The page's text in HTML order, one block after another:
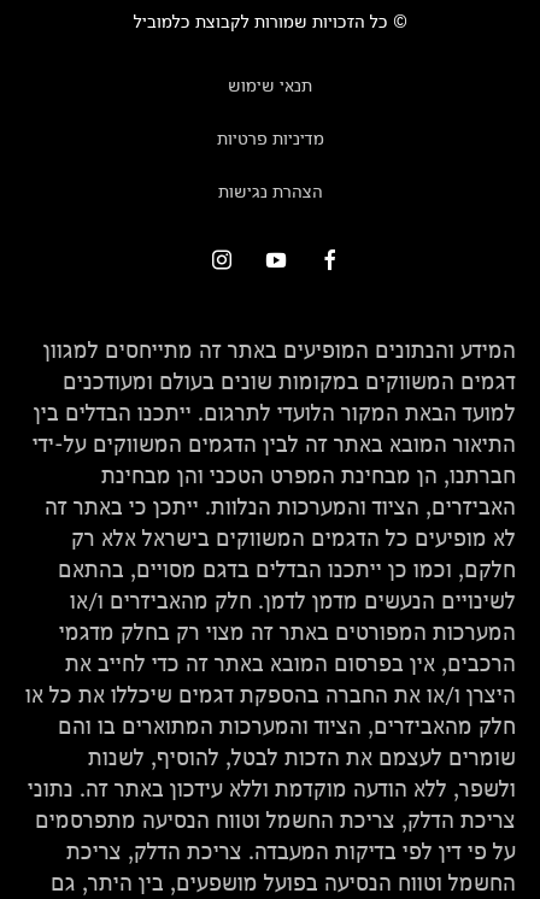
© כל הזכויות שמורות לקבוצת כלמוביל
תנאי שימוש
מדיניות פרטיות
הצהרת נגישות
המידע והנתונים המופיעים באתר זה מתייחסים למגוון
דגמים המשווקים במקומות שונים בעולם ומעודכנים
למועד הבאת המקור הלועדי לתרגום. ייתכנו הבדלים בין
התיאור המובא באתר זה לבין הדגמים המשווקים על-ידי
חברתנו, הן מבחינת המפרט הטכני והן מבחינת
האביזרים, הציוד והמערכות הנלוות. ייתכן כי באתר זה
לא מופיעים כל הדגמים המשווקים בישראל אלא רק
חלקם, וכמו כן ייתכנו הבדלים בדגם מסויים, בהתאם
לשינויים הנעשים מדמן לדמן. חלק מהאביזרים ו/או
המערכות המפורטים באתר זה מצוי רק בחלק מדגמי
הרכבים, אין בפרסום המובא באתר זה כדי לחייב את
היצרן ו/או את החברה בהספקת דגמים שיכללו את כל או
חלק מהאביזרים, הציוד והמערכות המתוארים בו והם
שומרים לעצמם את הזכות לבטל, להוסיף, לשנות
ולשפר, ללא הודעה מוקדמת וללא עידכון באתר זה. נתוני
צריכת הדלק, צריכת החשמל וטווח הנסיעה מתפרסמים
על פי דין לפי בדיקות המעבדה. צריכת הדלק, צריכת
החשמל וטווח הנסיעה בפועל מושפעים, בין היתר, גם